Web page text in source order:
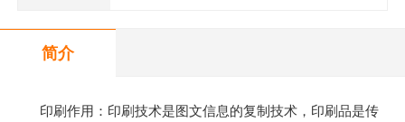
简介
印刷作用：印刷技术是图文信息的复制技术，印刷品是传